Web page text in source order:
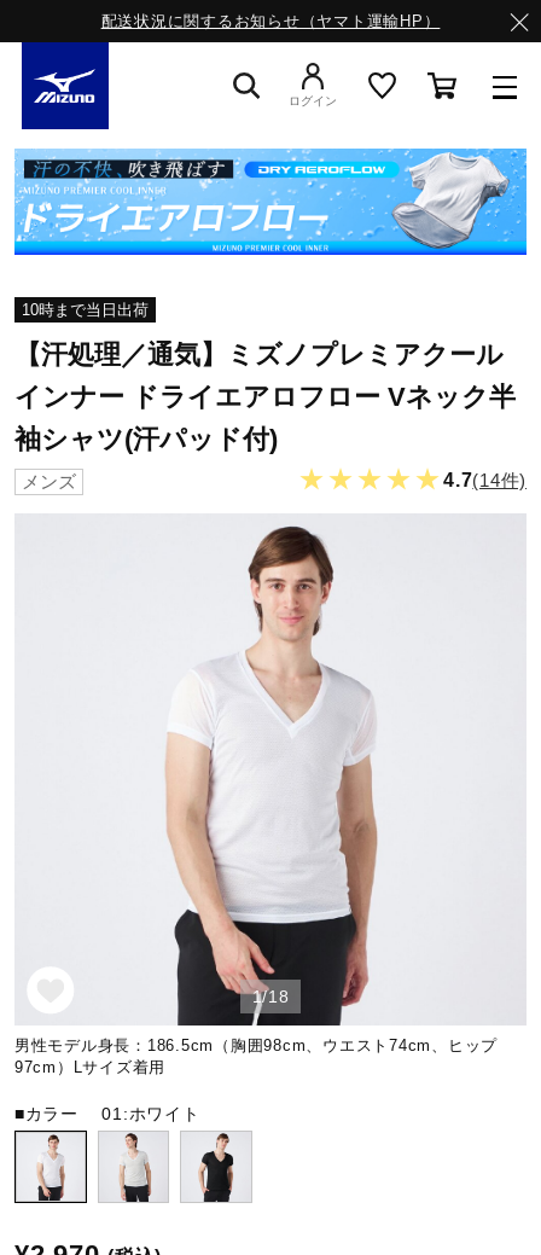
配送状況に関するお知らせ（ヤマト運輸HP）
スニーカー
ライフスタイルウエア
ランニング
サッカー／フットサル
バレーボール
テニス／ソフトテニス
バドミントン
陸上競技
ログイン
10時まで当日出荷
【汗処理／通気】ミズノプレミアクール
インナー ドライエアロフロー Vネック半
袖シャツ(汗パッド付)
メンズ ★★★★★4.7(14件)
1/18
男性モデル身長：186.5cm（胸囲98cm、ウエスト74cm、ヒップ
97cm）Lサイズ着用
■カラー01:ホワイト